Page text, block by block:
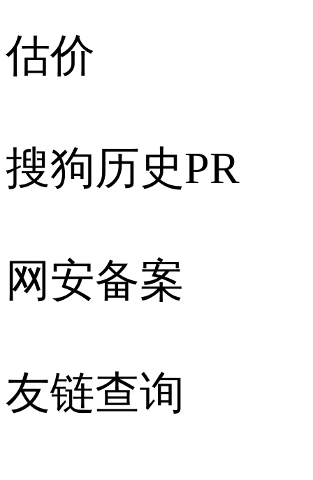
估价
搜狗历史PR
网安备案
友链查询